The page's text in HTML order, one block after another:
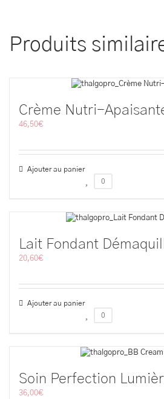
Produits
Crème Nutri-
46,50€
Ajouter au panier
0
Lait Fondant
20,60€
Ajouter au panier
0
Soin Perfection
36,00€